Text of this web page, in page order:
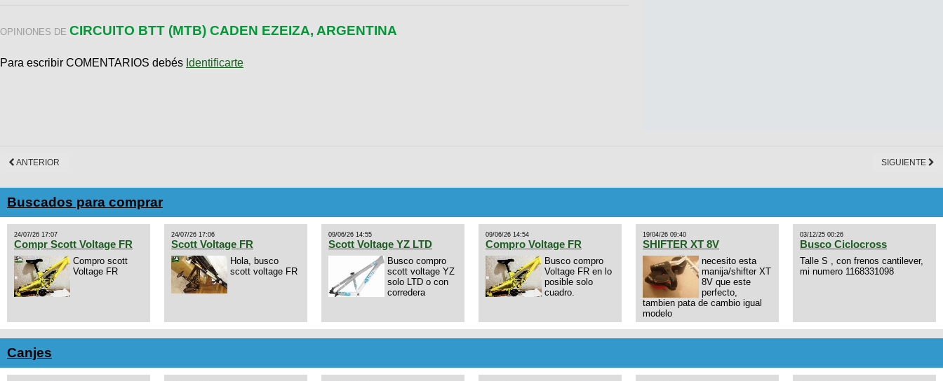
OPINIONES DE CIRCUITO BTT (MTB) CADEN EZEIZA, ARGENTINA
Para escribir COMENTARIOS debés Identificarte
ANTERIOR SIGUIENTE
Buscados para comprar
24/07/26 17:07
Compr Scott Voltage FR
Compro scott
Voltage FR
24/07/26 17:06
Scott Voltage FR
Hola, busco
scott voltage FR
09/06/26 14:55
Scott Voltage YZ LTD
Busco compro
scott voltage YZ
solo LTD o con
corredera
09/06/26 14:54
Compro Voltage FR
Busco compro
Voltage FR en lo
posible solo
cuadro.
19/04/26 09:40
SHIFTER XT 8V
necesito esta
manija/shifter XT
8V que este
perfecto,
tambien pata de cambio igual
modelo
03/12/25 00:26
Busco Ciclocross
Talle S , con frenos cantilever,
mi numero 1168331098
Canjes